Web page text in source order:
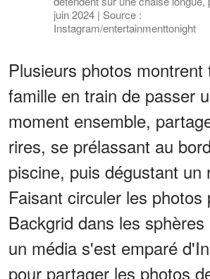
juin 2024 | Source :
Instagram/entertainmenttonight
Plusieurs photos montrent
famille en train de passer
moment ensemble,
rires, se prélassant au
piscine, puis dégustant un
Faisant circuler les photos
Backgrid dans les sphères
un média s'est emparé
pour partager les photos